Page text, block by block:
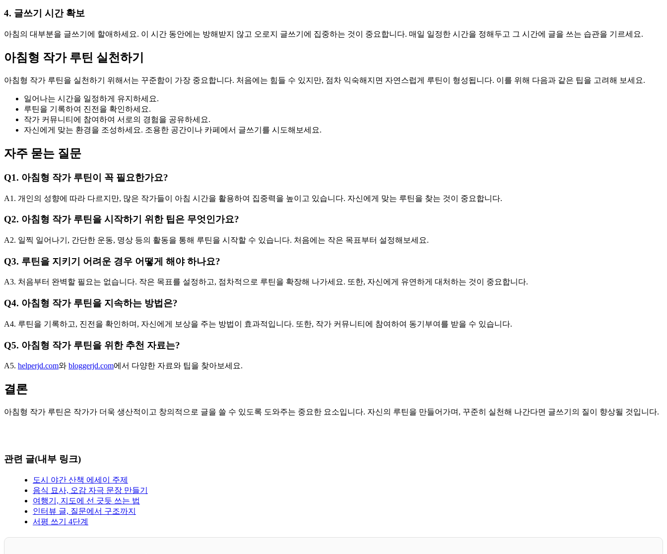
4. 글쓰기 시간 확보
아침의 대부분을 글쓰기에 할애하세요. 이 시간 동안에는 방해받지 않고 오로지 글쓰기에 집중하는 것이 중요합니다. 매일 일정한 시간을 정해두고 그 시간에 글을 쓰는 습관을 기르세요.
아침형 작가 루틴 실천하기
아침형 작가 루틴을 실천하기 위해서는 꾸준함이 가장 중요합니다. 처음에는 힘들 수 있지만, 점차 익숙해지면 자연스럽게 루틴이 형성됩니다. 이를 위해 다음과 같은 팁을 고려해 보세요.
일어나는 시간을 일정하게 유지하세요.
루틴을 기록하여 진전을 확인하세요.
작가 커뮤니티에 참여하여 서로의 경험을 공유하세요.
자신에게 맞는 환경을 조성하세요. 조용한 공간이나 카페에서 글쓰기를 시도해보세요.
자주 묻는 질문
Q1. 아침형 작가 루틴이 꼭 필요한가요?
A1. 개인의 성향에 따라 다르지만, 많은 작가들이 아침 시간을 활용하여 집중력을 높이고 있습니다. 자신에게 맞는 루틴을 찾는 것이 중요합니다.
Q2. 아침형 작가 루틴을 시작하기 위한 팁은 무엇인가요?
A2. 일찍 일어나기, 간단한 운동, 명상 등의 활동을 통해 루틴을 시작할 수 있습니다. 처음에는 작은 목표부터 설정해보세요.
Q3. 루틴을 지키기 어려운 경우 어떻게 해야 하나요?
A3. 처음부터 완벽할 필요는 없습니다. 작은 목표를 설정하고, 점차적으로 루틴을 확장해 나가세요. 또한, 자신에게 유연하게 대처하는 것이 중요합니다.
Q4. 아침형 작가 루틴을 지속하는 방법은?
A4. 루틴을 기록하고, 진전을 확인하며, 자신에게 보상을 주는 방법이 효과적입니다. 또한, 작가 커뮤니티에 참여하여 동기부여를 받을 수 있습니다.
Q5. 아침형 작가 루틴을 위한 추천 자료는?
A5. helperjd.com와 bloggerjd.com에서 다양한 자료와 팁을 찾아보세요.
결론
아침형 작가 루틴은 작가가 더욱 생산적이고 창의적으로 글을 쓸 수 있도록 도와주는 중요한 요소입니다. 자신의 루틴을 만들어가며, 꾸준히 실천해 나간다면 글쓰기의 질이 향상될 것입니다.
관련 글(내부 링크)
도시 야간 산책 에세이 주제
음식 묘사, 오감 자극 문장 만들기
여행기, 지도에 선 긋듯 쓰는 법
인터뷰 글, 질문에서 구조까지
서평 쓰기 4단계